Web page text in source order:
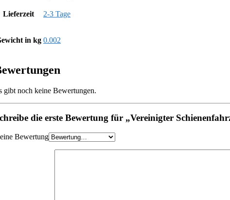
Lieferzeit 2-3 Tage
in kg 0.002
gibt noch keine Bewertungen.
die erste Bewertung für „Vereinigter
Bewertung